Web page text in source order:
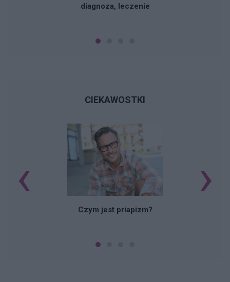
diagnoza, leczenie
CIEKAWOSTKI
Czym jest priapizm?
‹ ›